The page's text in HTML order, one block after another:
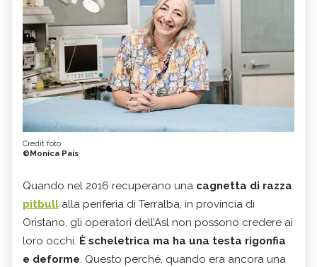
Credit foto
©Monica Pais
Quando nel 2016 recuperano una cagnetta di razza
pitbull alla periferia di Terralba, in provincia di
Oristano, gli operatori dell’Asl non possono credere ai
loro occhi. È scheletrica ma ha una testa rigonfia
e deforme. Questo perché, quando era ancora una